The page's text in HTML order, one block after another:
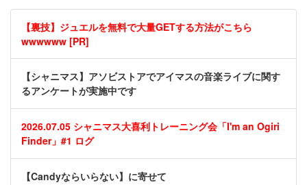
【裏技】ジュエルを無料で大量GETする方法がこちら
wwwwww [PR]
【シャニマス】アソビストアでアイマスの音楽ライブに関す
るアンケートが実施中です
2026.07.05 シャニマス大喜利トレーニング会「I'm an Ogiri
Finder」#1 ログ
【Candyならいらない】に寄せて